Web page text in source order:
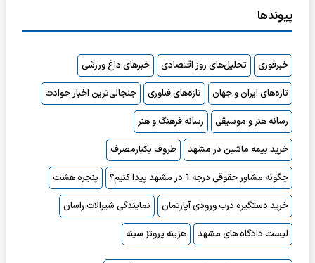
پیوندها
خبرفوری تحلیل‌های روز اقتصادی
خبرهای داغ ورزشی
تازه‌های ایران و جهان
تازه‌های فناوری
جنجالی‌ترین اخبار حوادث
رسانه هنر و موسیقی
رسانه فرهنگ و هنر
خرید بیمه ماشین در مشهد
ظروف یکبارمصرف
چگونه مشاور حقوقی درجه 1 در مشهد پیدا کنیم؟
پنجره هشت
خرید دستگیره درب ورودی آپارتمان
نمایندگی شیرالات راسان
لیست دادگاه های مشهد
هزینه پروتز سینه